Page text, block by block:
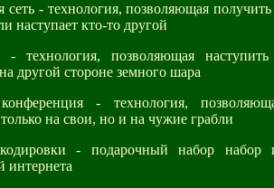
сеть - технология, позволяющая
наступает кто-то другой
- технология, позволяющая
другой стороне земного шара
- технология,
на свои, но и на чужие грабли
- подарочный набор набор
интернета